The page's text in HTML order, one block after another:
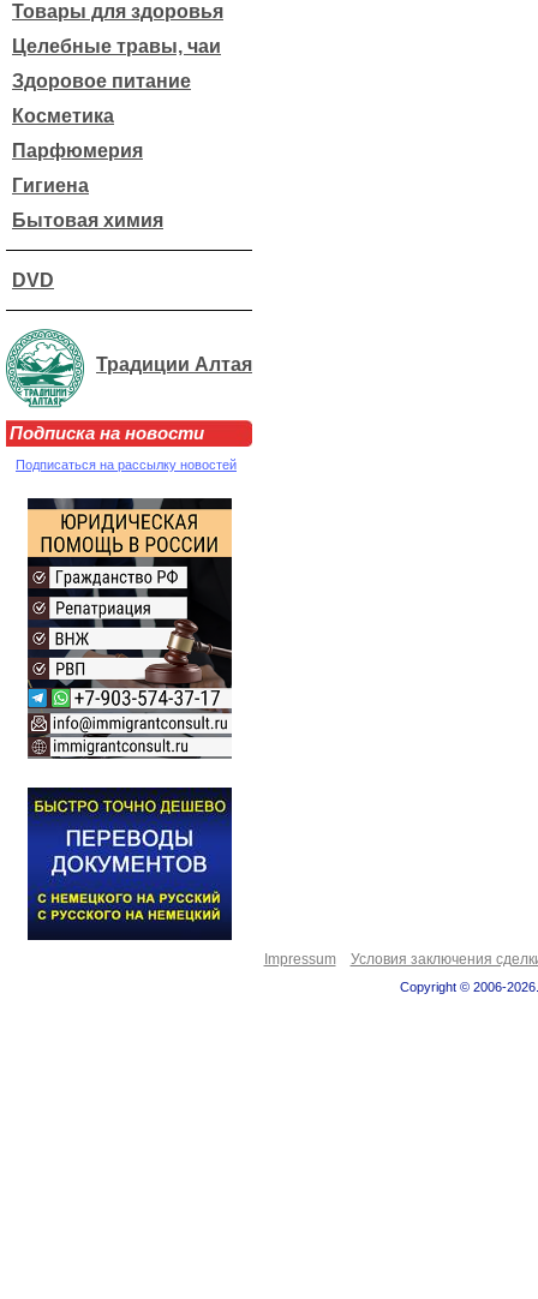
Товары для здоровья
Целебные травы, чаи
Здоровое питание
Косметика
Парфюмерия
Гигиена
Бытовая химия
DVD
Традиции Алтая
Подписка на новости
Подписаться на рассылку новостей
Impressum Условия заключения
Copyright © 2006-